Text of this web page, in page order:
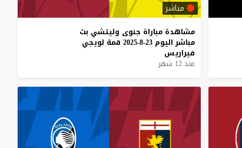
مباشر
مشاهدة مباراة جنوى وليتشي بث
مباشر اليوم 23-8-2025 قمة لويجي
فيراريس
منذ 12 شهر